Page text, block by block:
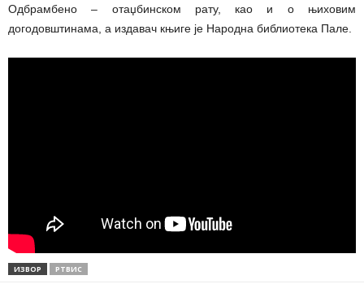
Одбрамбено – отаџбинском рату, као и о њиховим
догодовштинама, а издавач књиге је Народна библиотека Пале.
ИЗВОР РТВИС